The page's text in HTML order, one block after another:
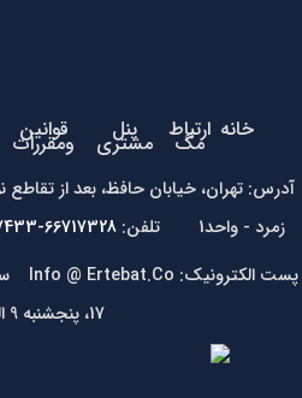
خانه ارتباط
مگ پنل
مشتری قوانین
ومقررات
زمرد - واحد1 تلفن:
66717328-66727433
17، پنجشنبه 9 الی 13